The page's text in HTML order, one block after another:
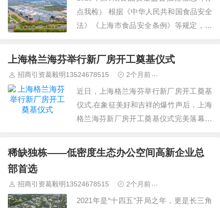
点我检） 根据《中华人民共和国食品安全
法》《上海市食品安全条例》等规定，现
相关信息公布如下： 本次食品安全“你点
我检”监督抽检共计104批次，其中合格
上海格兰海芬举行新厂房开工奠基仪式
招商引资葛毅明13524678515 2个月前
近日，上海格兰海芬举行新厂房开工奠基
仪式.在象征美好和吉祥的爆竹声后，上海
格兰海芬新厂房开工奠基仪式完美落幕，
芬位于嘉定区的北厂面积将扩大到约6500
平方米.新厂房将拥有组装车间，注塑车
公室.新厂房的建造完全按照格兰海芬的…
稀缺独栋——低密度生态办公空间高新企业总
部首选
招商引资葛毅明13524678515 2个月前
2021年是“十四五”开局之年，更是长三角